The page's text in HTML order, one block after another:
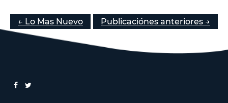
← Lo Mas Nuevo Publicaciónes anteriores →